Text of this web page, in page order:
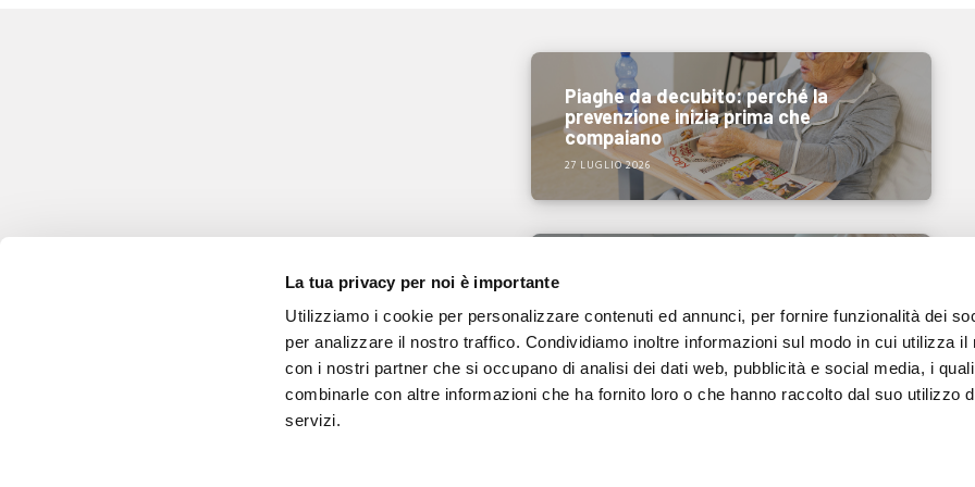
La tua privacy per noi è importante
Utilizziamo i cookie per personalizzare contenuti ed annunci, per fornire funzionalità dei
per analizzare il nostro traffico. Condividiamo inoltre informazioni sul modo in cui utilizza il
con i nostri partner che si occupano di analisi dei dati web, pubblicità e social media, i
combinarle con altre informazioni che ha fornito loro o che hanno raccolto dal suo utilizzo
servizi.
Piaghe da decubito: perché la
prevenzione inizia prima che
compaiano
27 LUGLIO 2026
professionisti sanitari
15 LUGLIO 2026